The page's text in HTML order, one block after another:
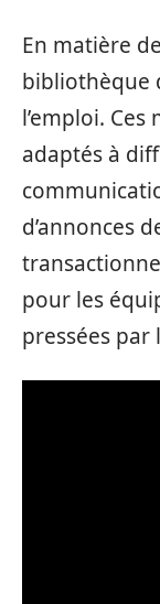
En matière
bibliothèque
l’emploi.
adaptés à
d’annonces
pour les
pressées par